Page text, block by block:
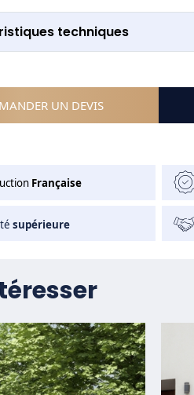
techniques
UN DEVIS
Française
supérieure